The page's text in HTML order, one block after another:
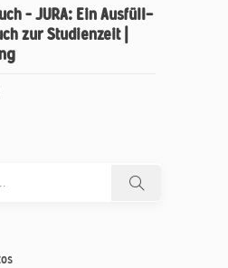
– JURA: Ein Ausfüll-
zur Studienzeit |